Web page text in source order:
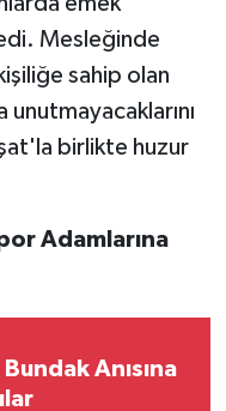
Mesleğinde
sahip olan
birlikte huzur
Adamlarına
Anısına